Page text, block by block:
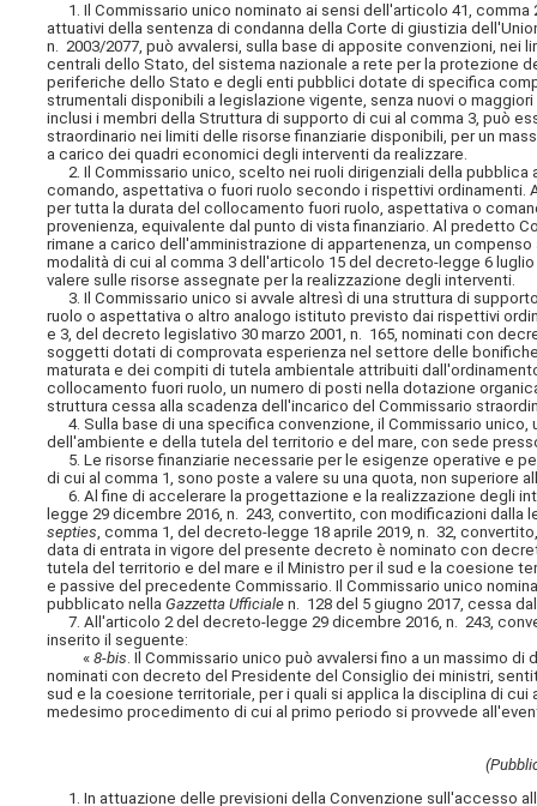
1. Il Commissario unico nominato ai sensi dell'articolo 41, comma
attuativi della sentenza di condanna della Corte di giustizia
n. 2003/2077, può avvalersi, sulla base di apposite convenzioni,
centrali dello Stato, del sistema nazionale a rete per la protezione
periferiche dello Stato e degli enti pubblici dotate di specifica
strumentali disponibili a legislazione vigente, senza nuovi o
inclusi i membri della Struttura di supporto di cui al comma 3, può
straordinario nei limiti delle risorse finanziarie disponibili, per un
a carico dei quadri economici degli interventi da realizzare.
2. Il Commissario unico, scelto nei ruoli dirigenziali della
comando, aspettativa o fuori ruolo secondo i rispettivi
per tutta la durata del collocamento fuori ruolo, aspettativa o
provenienza, equivalente dal punto di vista finanziario. Al predetto
rimane a carico dell'amministrazione di appartenenza, un
modalità di cui al comma 3 dell'articolo 15 del decreto-legge 6
valere sulle risorse assegnate per la realizzazione degli interventi.
3. Il Commissario unico si avvale altresì di una struttura di
ruolo o aspettativa o altro analogo istituto previsto dai rispettivi
e 3, del decreto legislativo 30 marzo 2001, n. 165, nominati con
soggetti dotati di comprovata esperienza nel settore delle
maturata e dei compiti di tutela ambientale attribuiti
collocamento fuori ruolo, un numero di posti nella dotazione
struttura cessa alla scadenza dell'incarico del Commissario
4. Sulla base di una specifica convenzione, il Commissario
dell'ambiente e della tutela del territorio e del mare, con sede
5. Le risorse finanziarie necessarie per le esigenze operative e
di cui al comma 1, sono poste a valere su una quota, non superiore
6. Al fine di accelerare la progettazione e la realizzazione degli
legge 29 dicembre 2016, n. 243, convertito, con modificazioni
septies, comma 1, del decreto-legge 18 aprile 2019, n. 32,
data di entrata in vigore del presente decreto è nominato con
tutela del territorio e del mare e il Ministro per il sud e la coesione
e passive del precedente Commissario. Il Commissario unico
pubblicato nellaGazzetta Ufficiale n. 128 del 5 giugno 2017, cessa
7. All'articolo 2 del decreto-legge 29 dicembre 2016, n. 243,
inserito il seguente:
« 8-bis. Il Commissario unico può avvalersi fino a un massimo
nominati con decreto del Presidente del Consiglio dei ministri,
sud e la coesione territoriale, per i quali si applica la disciplina di
medesimo procedimento di cui al primo periodo si provvede
1. In attuazione delle previsioni della Convenzione sull'accesso